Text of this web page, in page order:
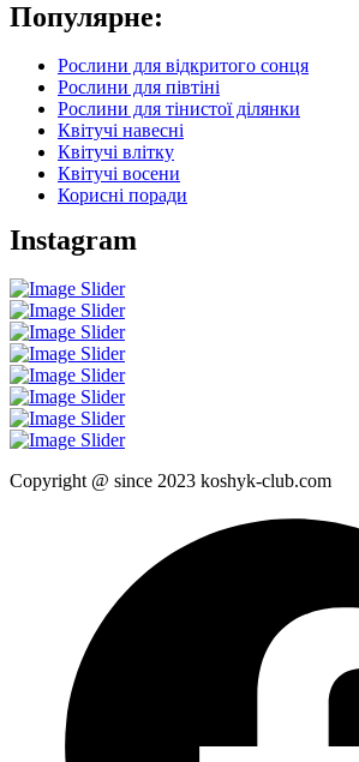
Популярне:
Рослини для відкритого сонця
Рослини для півтіні
Рослини для тінистої ділянки
Квітучі навесні
Квітучі влітку
Квітучі восени
Корисні поради
Instagram
Copyright @ since 2023 koshyk-club.com